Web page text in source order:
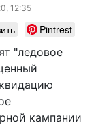
12:35
Pintrest
"ледовое
кампании